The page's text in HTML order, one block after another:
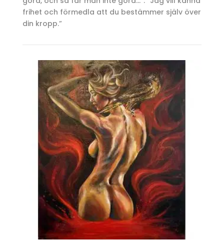
frihet och förmedla att du bestämmer själv över
din kropp.”